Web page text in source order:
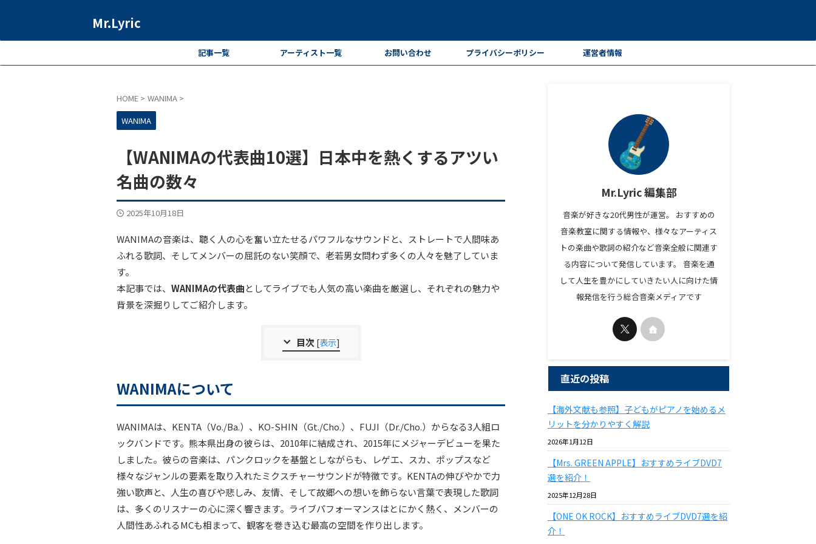
Mr.Lyric
記事一覧 アーティスト一覧 お問い合わせ プライバシーポリシー 運営者情報
HOME > WANIMA >
WANIMA
【WANIMAの代表曲10選】日本中を熱くするアツい
名曲の数々
2025年10月18日
WANIMAの音楽は、聴く人の心を奮い立たせるパワフルなサウンドと、ストレートで人間味あ
ふれる歌詞、そしてメンバーの屈託のない笑顔で、老若男女問わず多くの人々を魅了していま
す。
本記事では、 WANIMAの代表曲としてライブでも人気の高い楽曲を厳選し、それぞれの魅力や
背景を深掘りしてご紹介します。
目次 [表示]
WANIMAについて
WANIMAは、KENTA（Vo./Ba.）、KO-SHIN（Gt./Cho.）、FUJI（Dr./Cho.）からなる3人組ロ
ックバンドです。熊本県出身の彼らは、2010年に結成され、2015年にメジャーデビューを果た
しました。彼らの音楽は、パンクロックを基盤としながらも、レゲエ、スカ、ポップスなど
様々なジャンルの要素を取り入れたミクスチャーサウンドが特徴です。KENTAの伸びやかで力
強い歌声と、人生の喜びや悲しみ、友情、そして故郷への想いを飾らない言葉で表現した歌詞
は、多くのリスナーの心に深く響きます。ライブパフォーマンスはとにかく熱く、メンバーの
人間性あふれるMCも相まって、観客を巻き込む最高の空間を作り出します。
Mr.Lyric 編集部
音楽が好きな20代男性が運営。 おすすめの
音楽教室に関する情報や、様々なアーティス
トの楽曲や歌詞の紹介など音楽全般に関連す
る内容について発信しています。 音楽を通
して人生を豊かにしていきたい人に向けた情
報発信を行う総合音楽メディアです
直近の投稿
【海外文献も参照】子どもがピアノを始めるメ
リットを分かりやすく解説
2026年1月12日
【Mrs. GREEN APPLE】おすすめライブDVD7
選を紹介！
2025年12月28日
【ONE OK ROCK】おすすめライブDVD7選を紹
介！